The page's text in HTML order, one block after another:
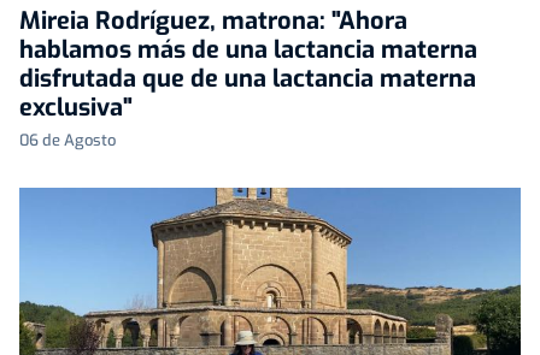
Mireia Rodríguez, matrona: "Ahora
hablamos más de una lactancia materna
disfrutada que de una lactancia materna
exclusiva"
06 de Agosto